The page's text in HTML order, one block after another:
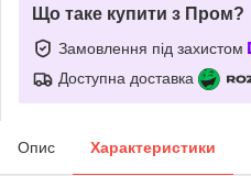
Що таке купити з Пром?
Замовлення під захистом
Доступна доставка
Опис Характеристики